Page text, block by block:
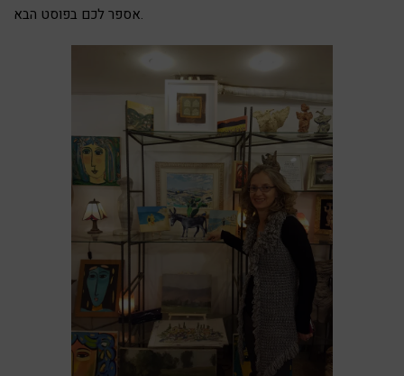
אספר לכם בפוסט הבא.